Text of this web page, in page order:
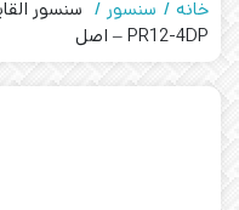
خانه سنسور
PR12-4DP – اصل